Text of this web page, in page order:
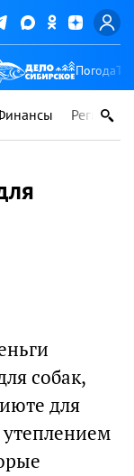
Погода
Регионы
собак,
для